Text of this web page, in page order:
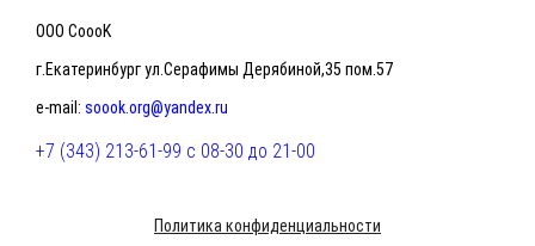
ООО CoooK
г.Екатеринбург ул.Серафимы Дерябиной,35 пом.57
e-mail: soook.org@yandex.ru
+7 (343) 213-61-99 с 08-30 до 21-00
Политика конфиденциальности